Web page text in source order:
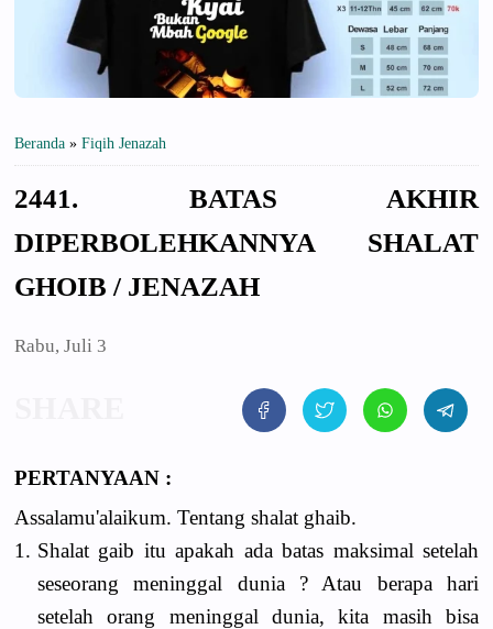
Beranda » Fiqih Jenazah
2441. BATAS AKHIR
DIPERBOLEHKANNYA SHALAT
GHOIB / JENAZAH
Rabu, Juli 3
PERTANYAAN :
Assalamu'alaikum. Tentang shalat ghaib.
1. Shalat gaib itu apakah ada batas maksimal setelah
seseorang meninggal dunia ? Atau berapa hari
setelah orang meninggal dunia, kita masih bisa